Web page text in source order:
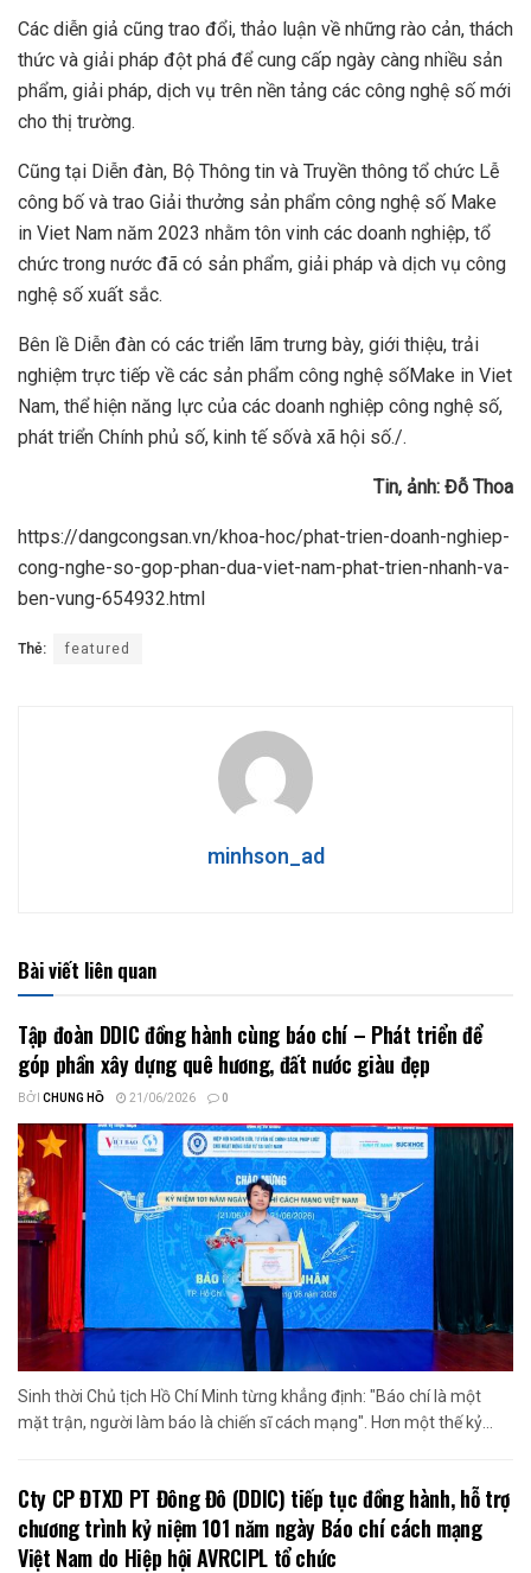
Các diễn giả cũng trao đổi, thảo luận về những rào cản, thách
thức và giải pháp đột phá để cung cấp ngày càng nhiều sản
phẩm, giải pháp, dịch vụ trên nền tảng các công nghệ số mới
cho thị trường.
Cũng tại Diễn đàn, Bộ Thông tin và Truyền thông tổ chức Lễ
công bố và trao Giải thưởng sản phẩm công nghệ số Make
in Viet Nam năm 2023 nhằm tôn vinh các doanh nghiệp, tổ
chức trong nước đã có sản phẩm, giải pháp và dịch vụ công
nghệ số xuất sắc.
Bên lề Diễn đàn có các triển lãm trưng bày, giới thiệu, trải
nghiệm trực tiếp về các sản phẩm công nghệ sốMake in Viet
Nam, thể hiện năng lực của các doanh nghiệp công nghệ số,
phát triển Chính phủ số, kinh tế sốvà xã hội số./.
Tin, ảnh: Đỗ Thoa
https://dangcongsan.vn/khoa-hoc/phat-trien-doanh-nghiep-
cong-nghe-so-gop-phan-dua-viet-nam-phat-trien-nhanh-va-
ben-vung-654932.html
Thẻ: featured
minhson_ad
Bài viết liên quan
Tập đoàn DDIC đồng hành cùng báo chí – Phát triển để
góp phần xây dựng quê hương, đất nước giàu đẹp
BỞI CHUNG HỒ 21/06/2026 0
Sinh thời Chủ tịch Hồ Chí Minh từng khẳng định: "Báo chí là một
mặt trận, người làm báo là chiến sĩ cách mạng". Hơn một thế kỷ...
Cty CP ĐTXD PT Đông Đô (DDIC) tiếp tục đồng hành, hỗ trợ
chương trình kỷ niệm 101 năm ngày Báo chí cách mạng
Việt Nam do Hiệp hội AVRCIPL tổ chức